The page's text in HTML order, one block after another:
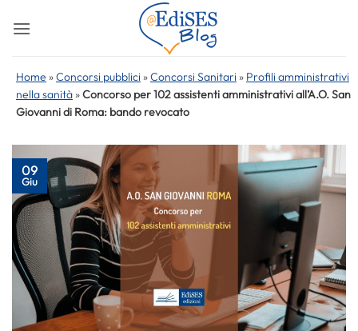
Home »Concorsi pubblici »Concorsi Sanitari » Profili amministrativi
nella sanità »Concorso per 102 assistenti amministrativi all’A.O. San
Giovanni di Roma: bando revocato
09
Giu